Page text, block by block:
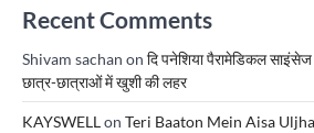
Recent Comments
Shivam sachan on दि पनेशिया पैरामेडिकल
छात्र-छात्राओं में खुशी की लहर
KAYSWELLon Teri Baaton Mein Aisa Uljha